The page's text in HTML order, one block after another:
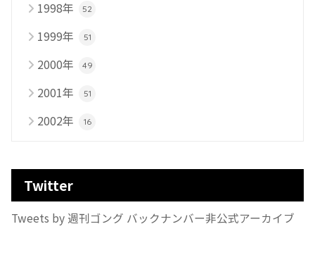
1998年 52
1999年 51
2000年 49
2001年 51
2002年 16
Twitter
Tweets by 週刊ゴング バックナンバー非公式アーカイブ